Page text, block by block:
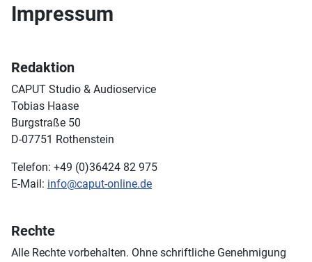
Impressum
Redaktion
CAPUT Studio & Audioservice
Tobias Haase
Burgstraße 50
D-07751 Rothenstein
Telefon: +49 (0)36424 82 975
E-Mail: info@caput-online.de
Rechte
Alle Rechte vorbehalten. Ohne schriftliche Genehmigung